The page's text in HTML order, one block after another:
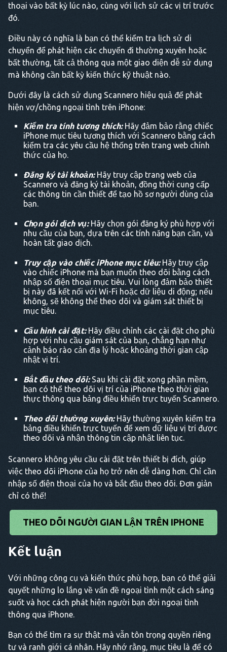
thoại vào bất kỳ lúc nào, cùng với lịch sử các vị trí trước
đó.
Điều này có nghĩa là bạn có thể kiểm tra lịch sử di
chuyển để phát hiện các chuyến đi thường xuyên hoặc
bất thường, tất cả thông qua một giao diện dễ sử dụng
mà không cần bất kỳ kiến thức kỹ thuật nào.
Dưới đây là cách sử dụng Scannero hiệu quả để phát
hiện vợ/chồng ngoại tình trên iPhone:
Kiểm tra tính tương thích:Hãy đảm bảo rằng chiếc
iPhone mục tiêu tương thích với Scannero bằng cách
kiểm tra các yêu cầu hệ thống trên trang web chính
thức của họ.
Đăng ký tài khoản:Hãy truy cập trang web của
Scannero và đăng ký tài khoản, đồng thời cung cấp
các thông tin cần thiết để tạo hồ sơ người dùng của
bạn.
Chọn gói dịch vụ:Hãy chọn gói đăng ký phù hợp với
nhu cầu của bạn, dựa trên các tính năng bạn cần, và
hoàn tất giao dịch.
Truy cập vào chiếc iPhone mục tiêu:Hãy truy cập
vào chiếc iPhone mà bạn muốn theo dõi bằng cách
nhập số điện thoại mục tiêu. Vui lòng đảm bảo thiết
bị này đã kết nối với Wi-Fi hoặc dữ liệu di động; nếu
không, sẽ không thể theo dõi và giám sát thiết bị
mục tiêu.
Cấu hình cài đặt:Hãy điều chỉnh các cài đặt cho phù
hợp với nhu cầu giám sát của bạn, chẳng hạn như
cảnh báo rào cản địa lý hoặc khoảng thời gian cập
nhật vị trí.
Bắt đầu theo dõi:Sau khi cài đặt xong phần mềm,
bạn có thể theo dõi vị trí của iPhone theo thời gian
thực thông qua bảng điều khiển trực tuyến Scannero.
Theo dõi thường xuyên:Hãy thường xuyên kiểm tra
bảng điều khiển trực tuyến để xem dữ liệu vị trí được
theo dõi và nhận thông tin cập nhật liên tục.
Scannero không yêu cầu cài đặt trên thiết bị đích, giúp
việc theo dõi iPhone của họ trở nên dễ dàng hơn. Chỉ cần
nhập số điện thoại của họ và bắt đầu theo dõi. Đơn giản
chỉ có thế!
THEO DÕI NGƯỜI GIAN LẬN TRÊN IPHONE
Kết luận
Với những công cụ và kiến thức phù hợp, bạn có thể giải
quyết những lo lắng về vấn đề ngoại tình một cách sáng
suốt và học cách phát hiện người bạn đời ngoại tình
thông qua iPhone.
Bạn có thể tìm ra sự thật mà vẫn tôn trọng quyền riêng
tư và ranh giới cá nhân. Hãy nhớ rằng, mục tiêu là để có